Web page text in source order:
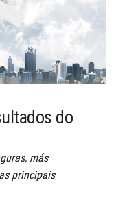
do
más
principais